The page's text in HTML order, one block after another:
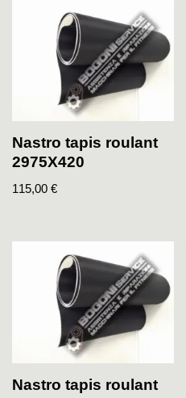
Nastro tapis roulant
2975X420
115,00 €
Nastro tapis roulant